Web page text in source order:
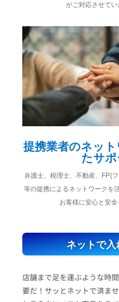
がご対応させてい
提携業者のネッ
たサポ
弁護士、税理士、不動産、FP(
等の提携によるネットワークを
お客様に安心と安
ネットで入
店舗まで足を運ぶような時
要だ！サッとネットで済ませ